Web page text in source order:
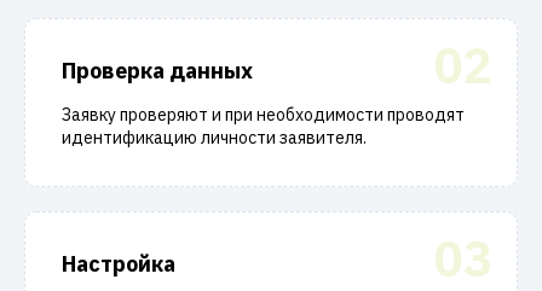
02
Проверка данных
Заявку проверяют и при необходимости проводят
идентификацию личности заявителя.
03
Настройка